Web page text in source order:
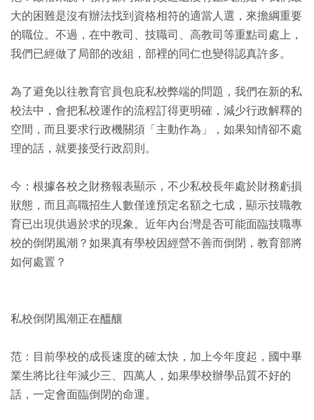
大的困難是沒有辦法找到資格相符的適當人選，來擔綱重要
的職位。不過，在中教司、技職司、高教司等重點司處上，
我們已經做了局部的改組，部裡的同仁也變得認真許多。
為了避免以往教育官員包庇私校弊端的問題，我們在新的私
校法中，會把私校運作的流程訂得更明確，減少行政解釋的
空間，而且要求行政機關須「主動作為」，如果知情卻不處
理的話，就要接受行政罰則。
今：根據各校之財務報表顯示，不少私校長年處於財務虧損
狀態，而且高職招生人數僅達預定名額之七成，顯示技職教
育已出現供過於求的現象。近年內台灣是否可能面臨技職專
校的倒閉風潮？如果真有學校因經營不善而倒閉，教育部將
如何處置？
私校倒閉風潮正在醞釀
范：目前學校的成長速度的確太快，加上今年度起，國中畢
業生將比往年減少三、四萬人，如果學校辦學品質不好的
話，一定會面臨倒閉的命運。